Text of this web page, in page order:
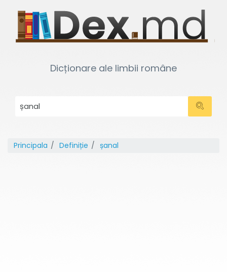
Dicționare ale limbii române
Principala Definiție șanal